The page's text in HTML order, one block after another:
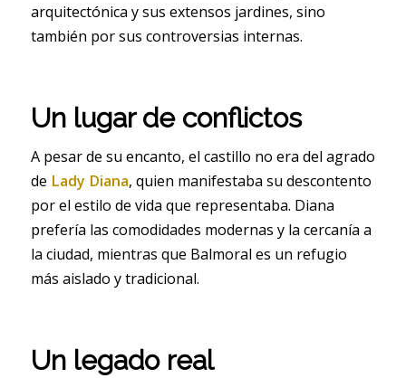
arquitectónica y sus extensos jardines, sino
también por sus controversias internas.
Un lugar de conflictos
A pesar de su encanto, el castillo no era del agrado
de Lady Diana, quien manifestaba su descontento
por el estilo de vida que representaba. Diana
prefería las comodidades modernas y la cercanía a
la ciudad, mientras que Balmoral es un refugio
más aislado y tradicional.
Un legado real